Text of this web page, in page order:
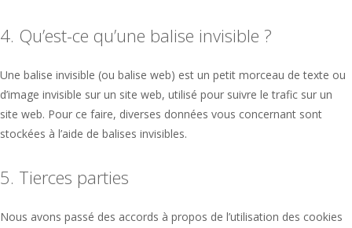
4. Qu’est-ce qu’une balise invisible ?
Une balise invisible (ou balise web) est un petit morceau de texte ou
d’image invisible sur un site web, utilisé pour suivre le trafic sur un
site web. Pour ce faire, diverses données vous concernant sont
stockées à l’aide de balises invisibles.
5. Tierces parties
Nous avons passé des accords à propos de l’utilisation des cookies